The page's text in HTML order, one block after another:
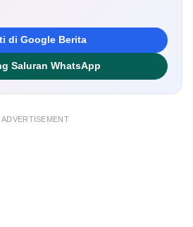
di Google Berita
Saluran WhatsApp
ADVERTISEMENT